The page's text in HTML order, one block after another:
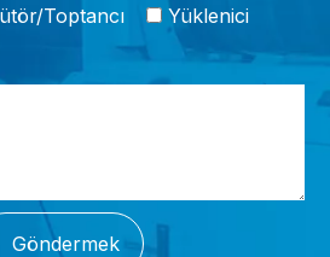
Toptancı
Yüklenici
Göndermek